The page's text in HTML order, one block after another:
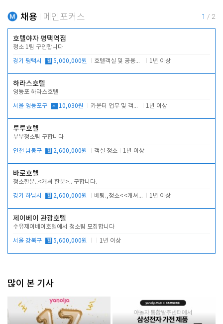
채용 메인포커스 1 / 2
호텔야자 평택역점
청소 1팀 구인합니다
경기 평택시 월 5,000,000원 호텔객실 및 공용시설 청소 관리 1년 이상
하라스호텔
영등포 하라스호텔
서울 영등포구 시 10,030원 카운터 업무 및 객실관리(청소상태 확인, 객실판매) 1년 이상
루루호텔
부부청소팀 구합니다
인천 남동구 월 2,600,000원 객실 청소 1년 이상
바로호텔
청소한분..<캐셔 한분>.. 구합니다.
경기 하남시 월 2,600,000원 베팅.,청소<<캐셔 모셔봅니다. 1년 이상
제이베이 관광호텔
수유제이베이호텔에서 청소팀 모집합니다
서울 강북구 월 5,600,000원 1년 이상
많이 본 기사